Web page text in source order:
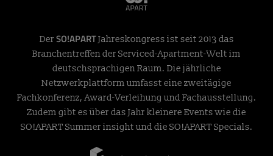
Der SO!APARTJahreskongress ist seit 2013 das
Branchentreffen der Serviced-Apartment-Welt im
deutschsprachigen Raum. Die jährliche
Netzwerkplattform umfasst eine zweitägige
Fachkonferenz, Award-Verleihung und Fachausstellung.
Zudem gibt es über das Jahr kleinere Events wie die
SO!APART Summer insight und die SO!APART Specials.